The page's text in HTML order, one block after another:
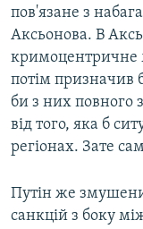
пов'язане з
Аксьонова. В
кримоцентричне
потім призначив
би з них повного
від того, яка б
регіонах. Зате
Путін же
санкцій з боку